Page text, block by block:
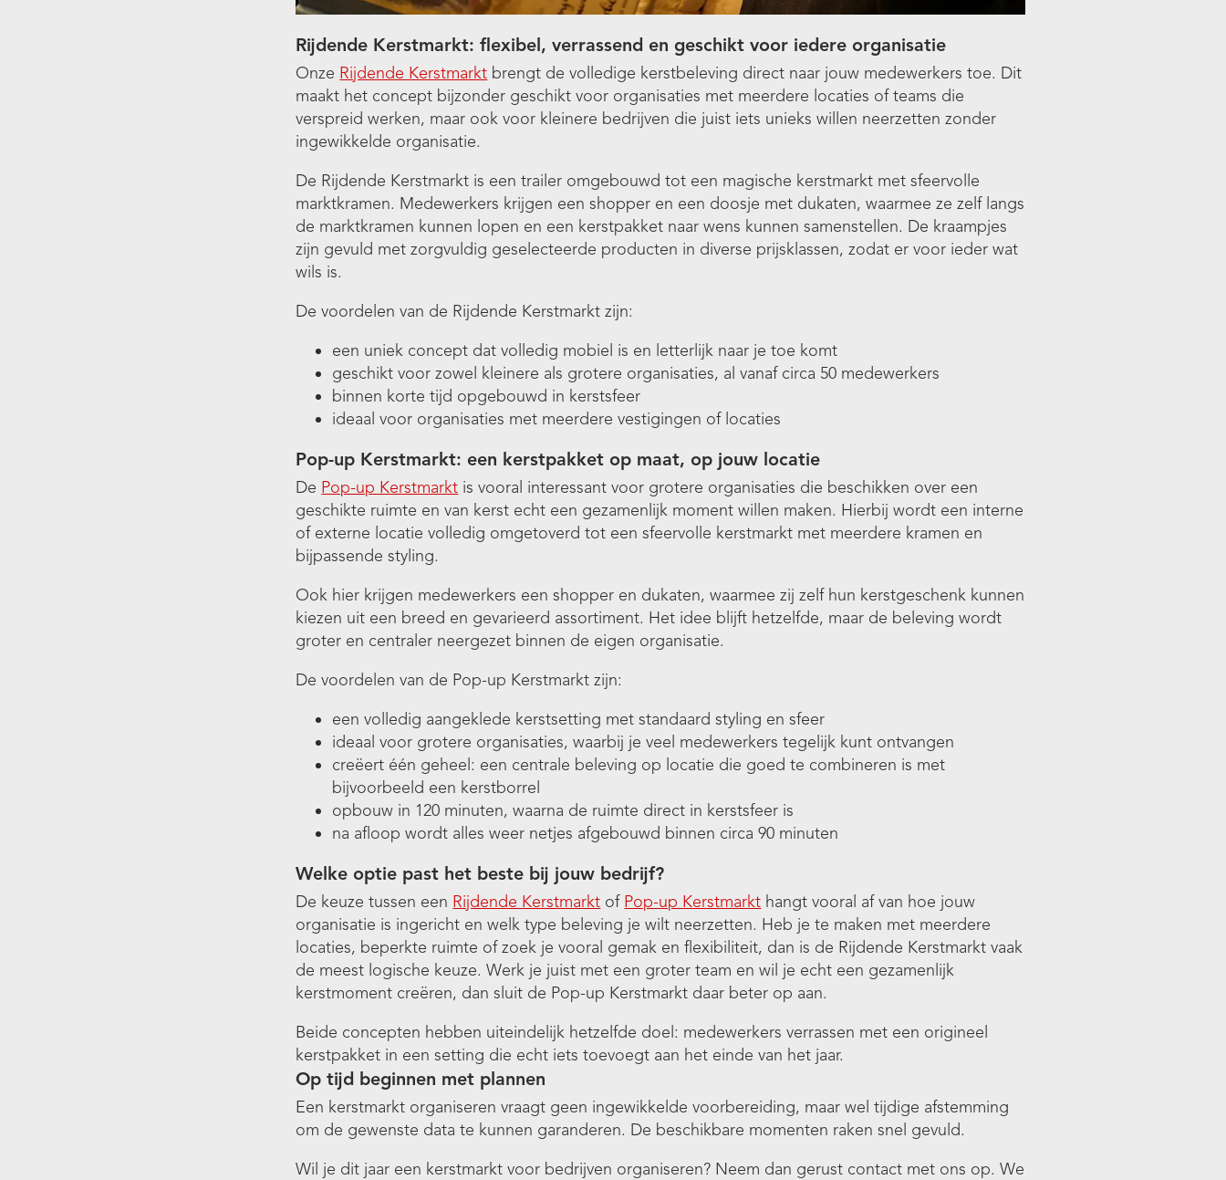
Rijdende Kerstmarkt: flexibel, verrassend en geschikt voor iedere organisatie
Onze Rijdende Kerstmarkt brengt de volledige kerstbeleving direct naar jouw medewerkers toe. Dit
maakt het concept bijzonder geschikt voor organisaties met meerdere locaties of teams die
verspreid werken, maar ook voor kleinere bedrijven die juist iets unieks willen neerzetten zonder
ingewikkelde organisatie.
De Rijdende Kerstmarkt is een trailer omgebouwd tot een magische kerstmarkt met sfeervolle
marktkramen. Medewerkers krijgen een shopper en een doosje met dukaten, waarmee ze zelf langs
de marktkramen kunnen lopen en een kerstpakket naar wens kunnen samenstellen. De kraampjes
zijn gevuld met zorgvuldig geselecteerde producten in diverse prijsklassen, zodat er voor ieder wat
wils is.
De voordelen van de Rijdende Kerstmarkt zijn:
een uniek concept dat volledig mobiel is en letterlijk naar je toe komt
geschikt voor zowel kleinere als grotere organisaties, al vanaf circa 50 medewerkers
binnen korte tijd opgebouwd in kerstsfeer
ideaal voor organisaties met meerdere vestigingen of locaties
Pop-up Kerstmarkt: een kerstpakket op maat, op jouw locatie
De Pop-up Kerstmarkt is vooral interessant voor grotere organisaties die beschikken over een
geschikte ruimte en van kerst echt een gezamenlijk moment willen maken. Hierbij wordt een interne
of externe locatie volledig omgetoverd tot een sfeervolle kerstmarkt met meerdere kramen en
bijpassende styling.
Ook hier krijgen medewerkers een shopper en dukaten, waarmee zij zelf hun kerstgeschenk kunnen
kiezen uit een breed en gevarieerd assortiment. Het idee blijft hetzelfde, maar de beleving wordt
groter en centraler neergezet binnen de eigen organisatie.
De voordelen van de Pop-up Kerstmarkt zijn:
een volledig aangeklede kerstsetting met standaard styling en sfeer
ideaal voor grotere organisaties, waarbij je veel medewerkers tegelijk kunt ontvangen
creëert één geheel: een centrale beleving op locatie die goed te combineren is met
bijvoorbeeld een kerstborrel
opbouw in 120 minuten, waarna de ruimte direct in kerstsfeer is
na afloop wordt alles weer netjes afgebouwd binnen circa 90 minuten
Welke optie past het beste bij jouw bedrijf?
De keuze tussen een Rijdende Kerstmarkt of Pop-up Kerstmarkt hangt vooral af van hoe jouw
organisatie is ingericht en welk type beleving je wilt neerzetten. Heb je te maken met meerdere
locaties, beperkte ruimte of zoek je vooral gemak en flexibiliteit, dan is de Rijdende Kerstmarkt vaak
de meest logische keuze. Werk je juist met een groter team en wil je echt een gezamenlijk
kerstmoment creëren, dan sluit de Pop-up Kerstmarkt daar beter op aan.
Beide concepten hebben uiteindelijk hetzelfde doel: medewerkers verrassen met een origineel
kerstpakket in een setting die echt iets toevoegt aan het einde van het jaar.
Op tijd beginnen met plannen
Een kerstmarkt organiseren vraagt geen ingewikkelde voorbereiding, maar wel tijdige afstemming
om de gewenste data te kunnen garanderen. De beschikbare momenten raken snel gevuld.
Wil je dit jaar een kerstmarkt voor bedrijven organiseren? Neem dan gerust contact met ons op. We